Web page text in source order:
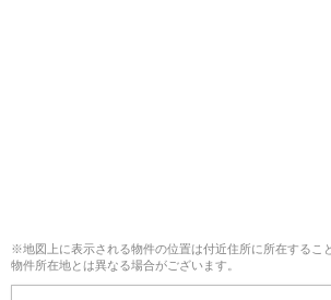
※地図上に表示される物件の位置は付近住所に所在するこ
物件所在地とは異なる場合がございます。